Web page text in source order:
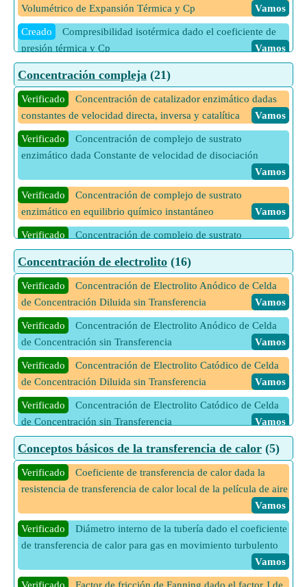
Volumétrico de Expansión Térmica y Cp
Vamos
Creado
Compresibilidad isotérmica dado el coeficiente de
presión térmica y Cp
Vamos
Creado
Compresibilidad isotérmica dado el coeficiente de
presión térmica y Cv
Vamos
Creado
Compresibilidad isotérmica dado el coeficiente
Creado
Compresibilidad isotérmica dado el tamaño relativo
Vamos
Concentración compleja (21)
Verificado
Concentración de catalizador enzimático dadas
constantes de velocidad directa, inversa y catalítica
Vamos
Verificado
Concentración de complejo de sustrato
enzimático dada Constante de velocidad de disociación
Vamos
Verificado
Concentración de complejo de sustrato
enzimático en equilibrio químico instantáneo
Vamos
Verificado
Concentración de complejo de sustrato
enzimático Velocidad constante y velocidad inicial dadas
Verificado
Concentración de inhibidor dada Concentración
inicial aparente de enzima
Vamos
Verificado
Concentración de inhibidor dada Factor
modificador de la enzima
Vamos
Verificado
Concentración de inhibidor dada Factor
modificador del complejo de sustrato enzimático
Vamos
Verificado
Concentración de inhibidor dada Factor
modificador del sustrato enzimático
Vamos
Verificado
Concentración de sustrato dada Constante de
velocidad de disociación
Vamos
Verificado
Concentración de sustrato dada constantes de
Vamos
Verificado
Concentración de sustrato dada la constante de
velocidad catalítica y la concentración inicial de enzima
Vamos
Concentración de electrolito (16)
Verificado
Concentración de Electrolito Anódico de Celda
de Concentración Diluida sin Transferencia
Vamos
Verificado
Concentración de Electrolito Anódico de Celda
de Concentración sin Transferencia
Vamos
Verificado
Concentración de Electrolito Catódico de Celda
de Concentración Diluida sin Transferencia
Vamos
Verificado
Concentración de Electrolito Catódico de Celda
de Concentración sin Transferencia
Vamos
Verificado
Concentración de electrolito dada la fugacidad
Vamos
Verificado
Molalidad dada actividad iónica y coeficiente de
Vamos
Verificado
Molalidad de electrolito anódico de celda de
concentración sin transferencia
Vamos
Molalidad del electrolito bitrivalente dada la
actividad iónica media
Vamos
Conceptos básicos de la transferencia de calor (5)
Verificado
Coeficiente de transferencia de calor dada la
resistencia de transferencia de calor local de la película de aire
Vamos
Verificado
Diámetro interno de la tubería dado el coeficiente
de transferencia de calor para gas en movimiento turbulento
Vamos